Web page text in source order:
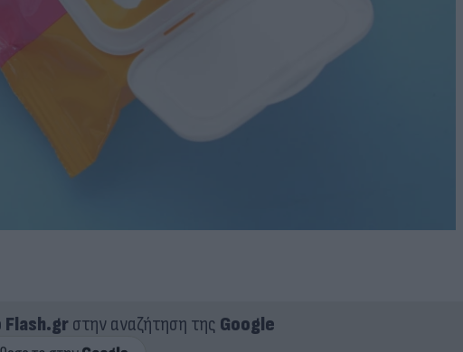
Flash.grστην αναζήτηση της Google